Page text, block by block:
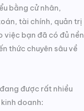
bằng cử nhân,
tài chính, quản trị
việc bạn đã có đủ nền
thức chuyên sâu về
được rất nhiều
doanh: